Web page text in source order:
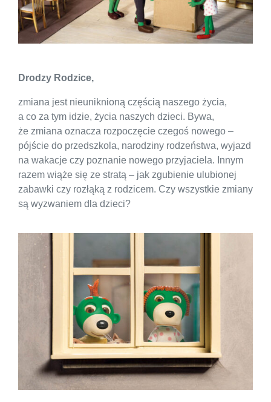
Drodzy Rodzice,
zmiana jest nieuniknioną częścią naszego życia,
a co za tym idzie, życia naszych dzieci. Bywa,
że zmiana oznacza rozpoczęcie czegoś nowego –
pójście do przedszkola, narodziny rodzeństwa, wyjazd
na wakacje czy poznanie nowego przyjaciela. Innym
razem wiąże się ze stratą – jak zgubienie ulubionej
zabawki czy rozłąką z rodzicem. Czy wszystkie zmiany
są wyzwaniem dla dzieci?